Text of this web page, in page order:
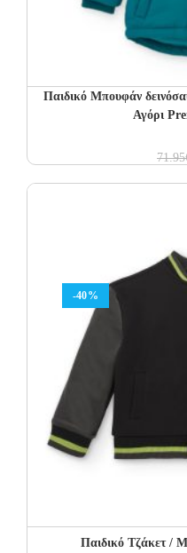
Παιδικό Μπουφάν
Αγόρι
71.95
-40%
Παιδικό Τζάκετ /